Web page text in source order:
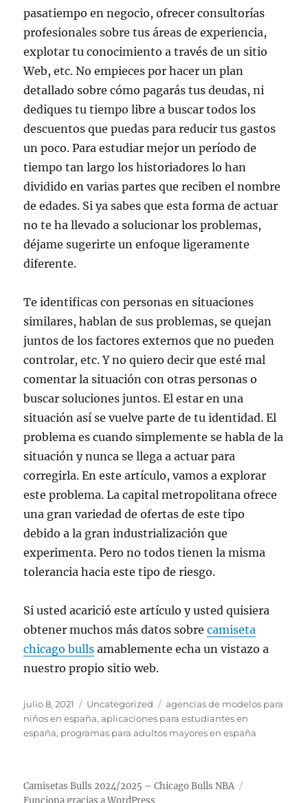
pasatiempo en negocio, ofrecer consultorías
profesionales sobre tus áreas de experiencia,
explotar tu conocimiento a través de un sitio
Web, etc. No empieces por hacer un plan
detallado sobre cómo pagarás tus deudas, ni
dediques tu tiempo libre a buscar todos los
descuentos que puedas para reducir tus gastos
un poco. Para estudiar mejor un período de
tiempo tan largo los historiadores lo han
dividido en varias partes que reciben el nombre
de edades. Si ya sabes que esta forma de actuar
no te ha llevado a solucionar los problemas,
déjame sugerirte un enfoque ligeramente
diferente.
Te identificas con personas en situaciones
similares, hablan de sus problemas, se quejan
juntos de los factores externos que no pueden
controlar, etc. Y no quiero decir que esté mal
comentar la situación con otras personas o
buscar soluciones juntos. El estar en una
situación así se vuelve parte de tu identidad. El
problema es cuando simplemente se habla de la
situación y nunca se llega a actuar para
corregirla. En este artículo, vamos a explorar
este problema. La capital metropolitana ofrece
una gran variedad de ofertas de este tipo
debido a la gran industrialización que
experimenta. Pero no todos tienen la misma
tolerancia hacia este tipo de riesgo.
Si usted acarició este artículo y usted quisiera
obtener muchos más datos sobrecamiseta
chicago bulls amablemente echa un vistazo a
nuestro propio sitio web.
Publicado
el
julio 8, 2021 Categorías
Uncategorized Etiquetas
agencias de modelos para
niños en españa,aplicaciones para estudiantes en
españa, programas para adultos mayores en españa
Camisetas Bulls 2024/2025 – Chicago Bulls NBA
Funciona gracias a WordPress